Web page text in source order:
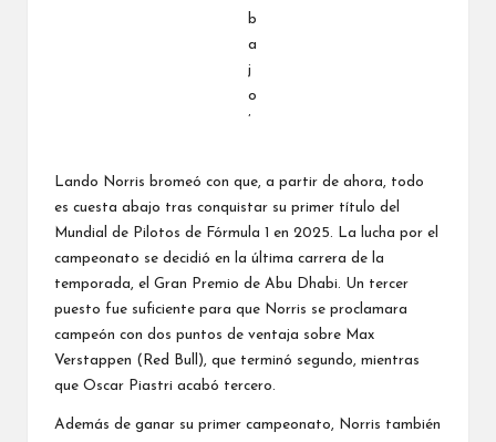
Lando Norris bromeó con que, a partir de ahora, todo
es cuesta abajo tras conquistar su primer título del
Mundial de Pilotos de Fórmula 1 en 2025. La lucha por el
campeonato se decidió en la última carrera de la
temporada, el Gran Premio de Abu Dhabi. Un tercer
puesto fue suficiente para que Norris se proclamara
campeón con dos puntos de ventaja sobre Max
Verstappen (Red Bull), que terminó segundo, mientras
que Oscar Piastri acabó tercero.
Además de ganar su primer campeonato, Norris también